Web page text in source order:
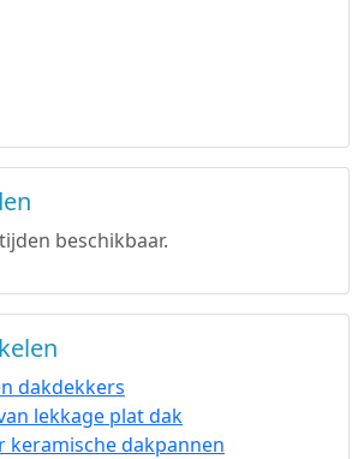
beschikbaar.
dakdekkers
lekkage plat dak
keramische dakpannen